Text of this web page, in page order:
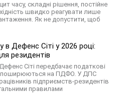
часу, складні рішення, постійне
швидко реагувати лише
Як не допустити, щоб
Дефенс Сіті у 2026 році:
резидентів
Сіті передбачає податкові
поширюються на ПДФО. У ДПС
підприємств-резидентів
правилами